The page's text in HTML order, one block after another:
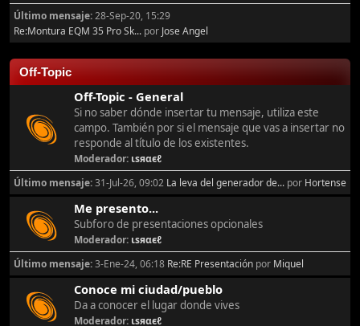
Último mensaje:28-Sep-20, 15:29
Re:Montura EQM 35 Pro Sk... por Jose Angel
Off-Topic
Off-Topic - General
Si no saber dónde insertar tu mensaje, utiliza este
campo. También por si el mensaje que vas a insertar no
responde al título de los existentes.
Moderador: ιѕяαєℓ
Último mensaje:31-Jul-26, 09:02 La leva del generador de... por Hortense
Me presento...
Subforo de presentaciones opcionales
Moderador: ιѕяαєℓ
Último mensaje:3-Ene-24, 06:18 Re:RE Presentación por Miquel
Conoce mi ciudad/pueblo
Da a conocer el lugar donde vives
Moderador: ιѕяαєℓ